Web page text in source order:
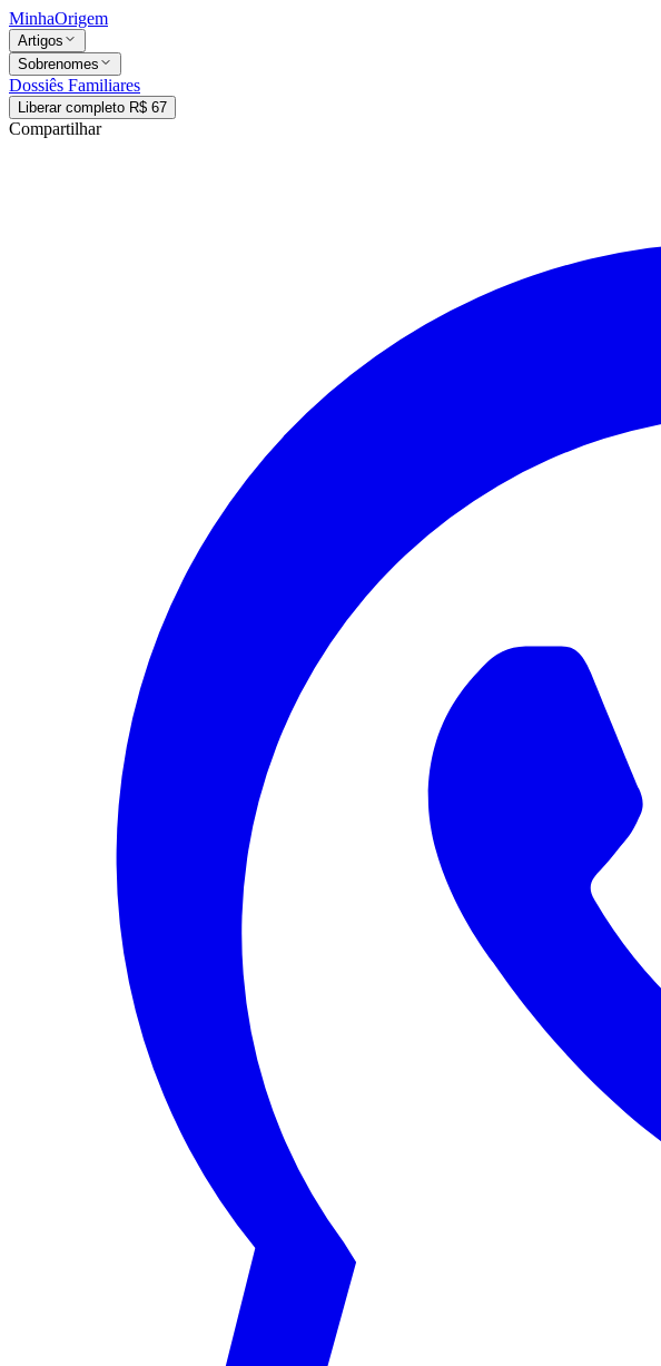
MinhaOrigem
Artigos
Sobrenomes
Dossiês Familiares
Liberar completo R$ 67
Compartilhar